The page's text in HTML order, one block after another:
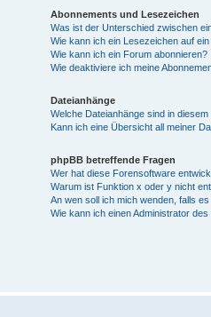
Abonnements und Lesezeichen
Was ist der Unterschied zwischen
Wie kann ich ein Lesezeichen auf
Wie kann ich ein Forum abonnieren?
Wie deaktiviere ich meine
Dateianhänge
Welche Dateianhänge sind in
Kann ich eine Übersicht all meiner
phpBB betreffende Fragen
Wer hat diese Forensoftware
Warum ist Funktion x oder y nicht
An wen soll ich mich wenden, falls
Wie kann ich einen Administrator